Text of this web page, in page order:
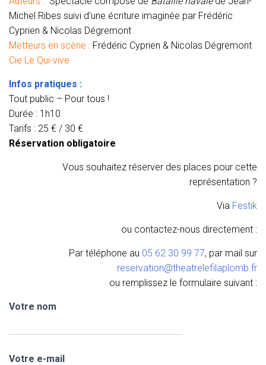
Michel Ribes suivi d’une écriture imaginée par Frédéric
Cyprien & Nicolas Dégremont
Metteurs en scène : Frédéric Cyprien & Nicolas Dégremont
Cie Le Qui-vive
Infos pratiques :
Tout public – Pour tous !
Durée : 1h10
Tarifs : 25 € / 30 €
Réservation obligatoire
Vous souhaitez réserver des places pour cette
représentation ?
Via Festik
ou contactez-nous directement :
Par téléphone au 05 62 30 99 77, par mail sur
reservation@theatrelefilaplomb.fr
ou remplissez le formulaire suivant :
Votre nom
Votre e-mail